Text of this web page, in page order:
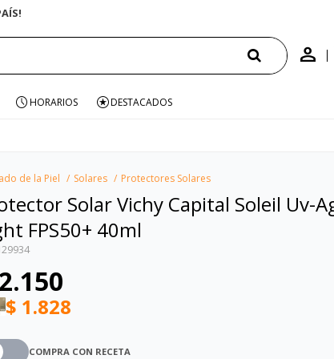
HORARIOS DESTACADOS
de la Piel Solares Protectores Solares
Solar Vichy Capital Soleil Uv-
FPS50+ 40ml
2.150
$ 1.828
COMPRA CON RECETA